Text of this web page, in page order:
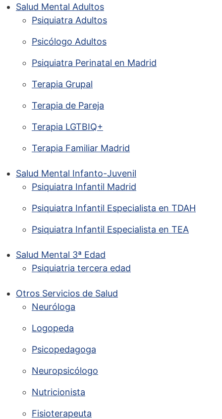
Salud Mental Adultos
Psiquiatra Adultos
Psicólogo Adultos
Psiquiatra Perinatal en Madrid
Terapia Grupal
Terapia de Pareja
Terapia LGTBIQ+
Terapia Familiar Madrid
Salud Mental Infanto-Juvenil
Psiquiatra Infantil Madrid
Psiquiatra Infantil Especialista en TDAH
Psiquiatra Infantil Especialista en TEA
Salud Mental 3ª Edad
Psiquiatria tercera edad
Otros Servicios de Salud
Neuróloga
Logopeda
Psicopedagoga
Neuropsicólogo
Nutricionista
Fisioterapeuta